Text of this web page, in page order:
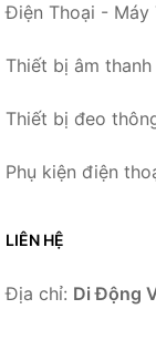
Điện Thoại - Máy
Thiết bị âm
Thiết bị đeo
Phụ kiện điện
LIÊN HỆ
Địa chỉ: Di Động